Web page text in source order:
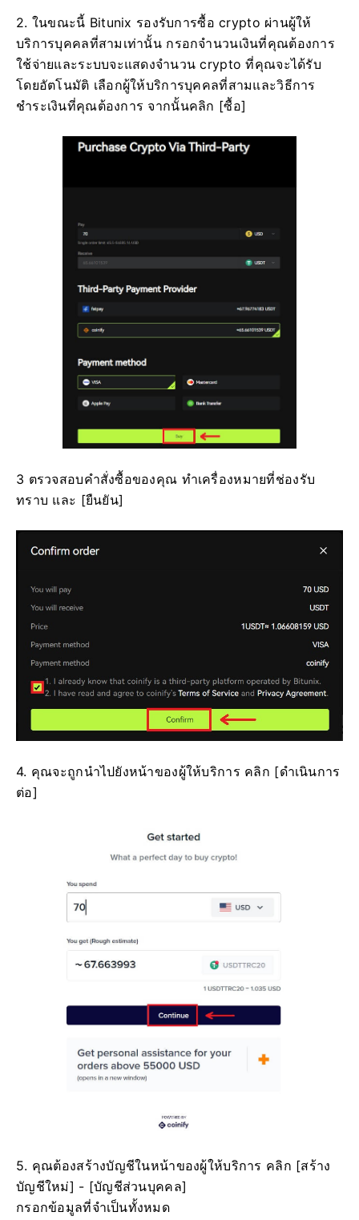
2. ในขณะนี้ Bitunix รองรับการซื้อ crypto ผ่านผู้ให้
บริการบุคคลที่สามเท่านั้น กรอกจำนวนเงินที่คุณต้องการ
ใช้จ่ายและระบบจะแสดงจำนวน crypto ที่คุณจะได้รับ
โดยอัตโนมัติ เลือกผู้ให้บริการบุคคลที่สามและวิธีการ
ชำระเงินที่คุณต้องการ จากนั้นคลิก [ซื้อ]
3 ตรวจสอบคำสั่งซื้อของคุณ ทำเครื่องหมายที่ช่องรับ
ทราบ และ [ยืนยัน]
4. คุณจะถูกนำไปยังหน้าของผู้ให้บริการ คลิก [ดำเนินการ
ต่อ]
5. คุณต้องสร้างบัญชีในหน้าของผู้ให้บริการ คลิก [สร้าง
บัญชีใหม่] - [บัญชีส่วนบุคคล]
กรอกข้อมูลที่จำเป็นทั้งหมด